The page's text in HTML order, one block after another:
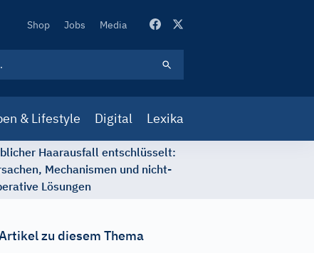
Secondary
Shop Jobs Media
& Lifestyle Digital Lexika
Haarausfall entschlüsselt:
Mechanismen und nicht-
Lösungen
zu diesem Thema